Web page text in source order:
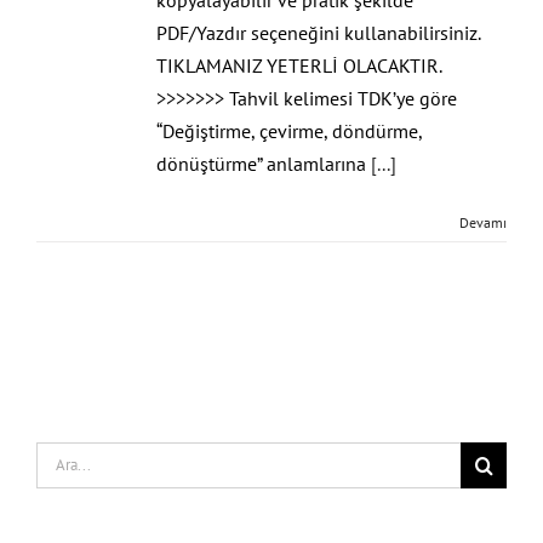
PDF/Yazdır seçeneğini kullanabilirsiniz.
TIKLAMANIZ YETERLİ OLACAKTIR.
>>>>>>> Tahvil kelimesi TDK’ye göre
“Değiştirme, çevirme, döndürme,
dönüştürme” anlamlarına [...]
Devamı
Search
for: